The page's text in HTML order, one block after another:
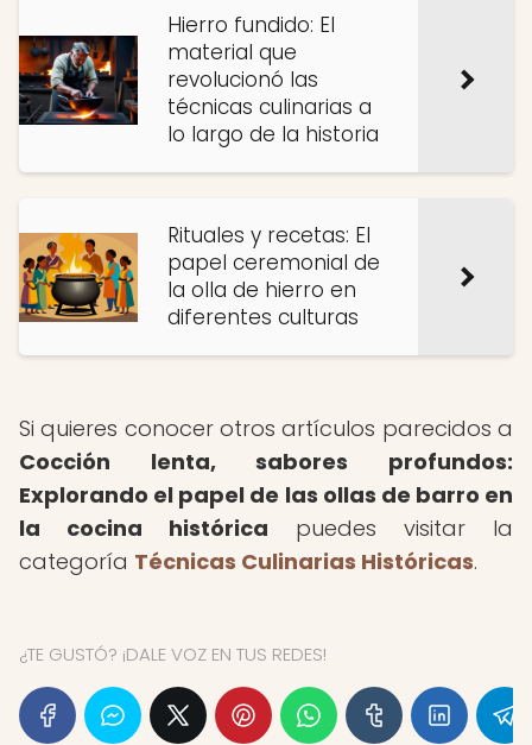
Hierro fundido: El
material que
revolucionó las
técnicas culinarias a
lo largo de la historia
Rituales y recetas: El
papel ceremonial de
la olla de hierro en
diferentes culturas
Si quieres conocer otros artículos parecidos a
Cocción lenta, sabores profundos:
Explorando el papel de las ollas de barro en
la cocina histórica puedes visitar la
categoría Técnicas Culinarias Históricas.
¿TE GUSTÓ? ¡DALE VOZ EN TUS REDES!